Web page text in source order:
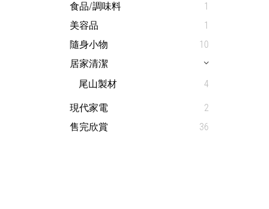
食品/調味料
1
美容品
1
隨身小物
10
居家清潔
尾山製材
4
現代家電
2
售完欣賞
36